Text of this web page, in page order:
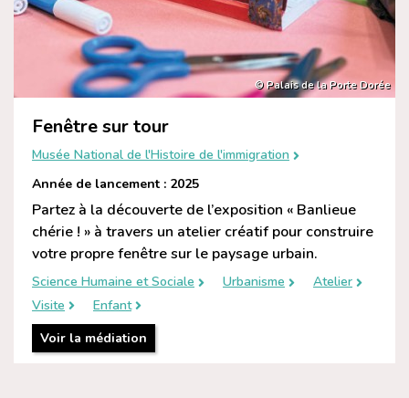
© Palais de la Porte Dorée
Fenêtre sur tour
Musée National de l'Histoire de l'immigration
Année de lancement : 2025
Partez à la découverte de l’exposition « Banlieue
chérie ! » à travers un atelier créatif pour construire
votre propre fenêtre sur le paysage urbain.
Science Humaine et Sociale Urbanisme
Atelier
Visite
Enfant
Voir la médiation